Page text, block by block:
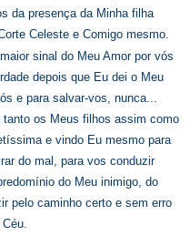
da presença da Minha filha
Celeste e Comigo mesmo.
sinal do Meu Amor por vós
depois que Eu dei o Meu
e para salvar-vos, nunca...
os Meus filhos assim como
e vindo Eu mesmo para
do mal, para vos conduzir
do Meu inimigo, do
pelo caminho certo e sem erro